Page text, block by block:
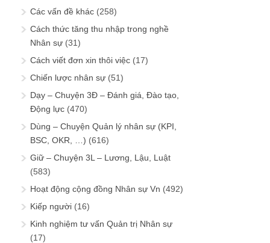
Các vấn đề khác (258)
Cách thức tăng thu nhập trong nghề
Nhân sự (31)
Cách viết đơn xin thôi việc (17)
Chiến lược nhân sự (51)
Dạy – Chuyện 3Đ – Đánh giá, Đào tạo,
Động lực (470)
Dùng – Chuyện Quản lý nhân sự (KPI,
BSC, OKR, …) (616)
Giữ – Chuyện 3L – Lương, Lậu, Luật
(583)
Hoạt động cộng đồng Nhân sự Vn (492)
Kiếp người (16)
Kinh nghiệm tư vấn Quản trị Nhân sự
(17)